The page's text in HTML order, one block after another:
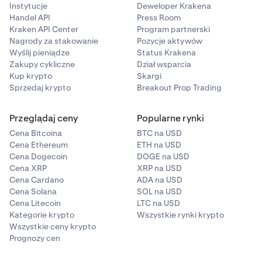
Instytucje
Handel API
Kraken API Center
Nagrody za stakowanie
Wyślij pieniądze
Zakupy cykliczne
Kup krypto
Sprzedaj krypto
Deweloper Krakena
Press Room
Program partnerski
Pozycje aktywów
Status Krakena
Dział wsparcia
Skargi
Breakout Prop Trading
Przeglądaj ceny
Cena Bitcoina
Cena Ethereum
Cena Dogecoin
Cena XRP
Cena Cardano
Cena Solana
Cena Litecoin
Kategorie krypto
Wszystkie ceny krypto
Prognozy cen
Popularne rynki
BTC na USD
ETH na USD
DOGE na USD
XRP na USD
ADA na USD
SOL na USD
LTC na USD
Wszystkie rynki krypto